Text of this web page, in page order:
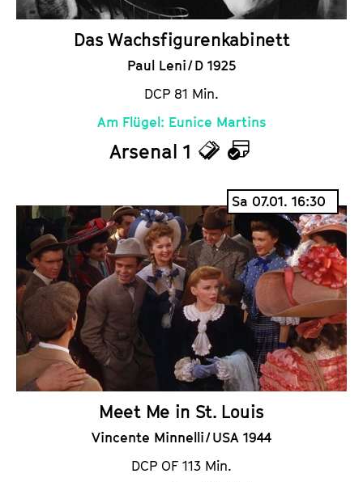
Das Wachsfigurenkabinett
Paul Leni / D 1925
DCP 81 Min.
Am Flügel: Eunice Martins
Arsenal 1
T
c
k
e
t
s
K
a
l
e
n
d
e
r
Sa 07.01. 16:30
Meet Me in St. Louis
Vincente Minnelli / USA 1944
DCP OF 113 Min.